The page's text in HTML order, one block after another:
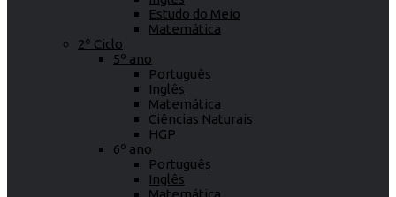
Estudo do Meio
Matemática
2º Ciclo
5º ano
Português
Inglês
Matemática
Ciências Naturais
HGP
6º ano
Português
Inglês